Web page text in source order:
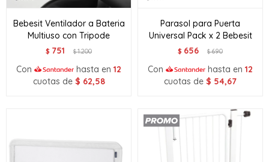
Bebesit Ventilador a Bateria
Multiuso con Tripode
$ 751 $1.200
Con hasta en 12
cuotas de $ 62,58
Parasol para Puerta
Universal Pack x 2 Bebesit
$ 656 $690
Con hasta en 12
cuotas de $ 54,67